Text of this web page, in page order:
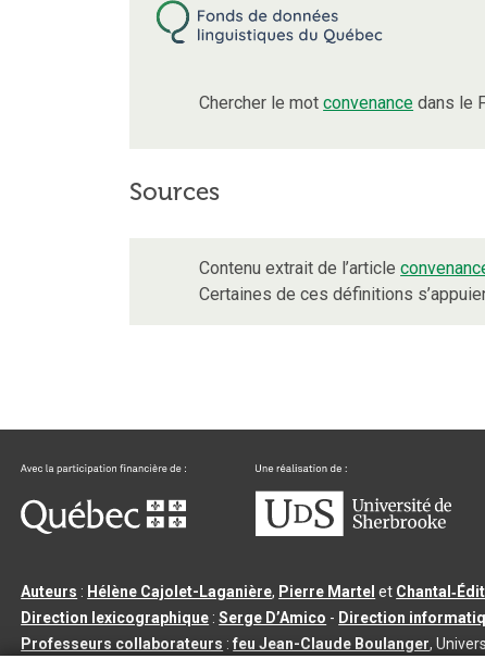
Chercher le motconvenance dans le
Sources
Contenu extrait de l’article
Certaines de ces définitions
Auteurs : Hélène Cajolet-Laganière, Pierre Martel et
Direction lexicographique :Serge D’Amico - Direction
Professeurs collaborateurs :feu Jean-Claude Boulanger,